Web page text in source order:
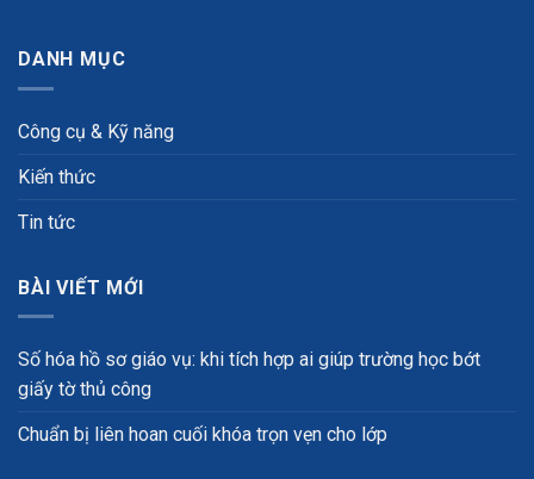
DANH MỤC
Công cụ & Kỹ năng
Kiến thức
Tin tức
BÀI VIẾT MỚI
Số hóa hồ sơ giáo vụ: khi tích hợp ai giúp trường học bớt
giấy tờ thủ công
Chuẩn bị liên hoan cuối khóa trọn vẹn cho lớp